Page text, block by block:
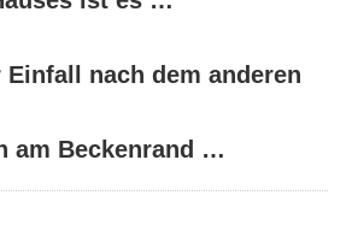
nach dem anderen
am Beckenrand …